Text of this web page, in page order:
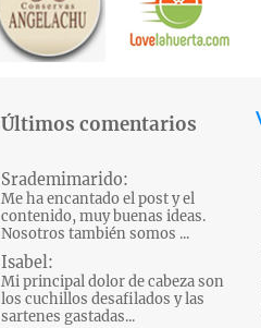
Últimos comentarios
Srademimarido:
Me ha encantado el post y el
contenido, muy buenas ideas.
Nosotros también somos ...
Isabel:
Mi principal dolor de cabeza son
los cuchillos desafilados y las
sartenes gastadas...